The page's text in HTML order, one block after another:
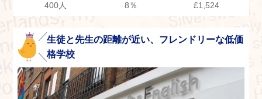
400人
8％ £1,524
生徒と先生の距離が近い、フレンドリーな低価
格学校